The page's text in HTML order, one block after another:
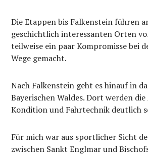
Die Etappen bis Falkenstein führen
geschichtlich interessanten Orten
teilweise ein paar Kompromisse bei
Wege gemacht.
Nach Falkenstein geht es hinauf in
Bayerischen Waldes. Dort werden
Kondition und Fahrtechnik deutlich
Für mich war aus sportlicher Sicht
zwischen Sankt Englmar und